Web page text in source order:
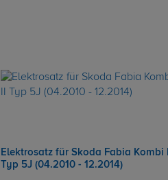
Elektrosatz für Skoda Fabia Kombi II
Typ 5J (04.2010 - 12.2014)